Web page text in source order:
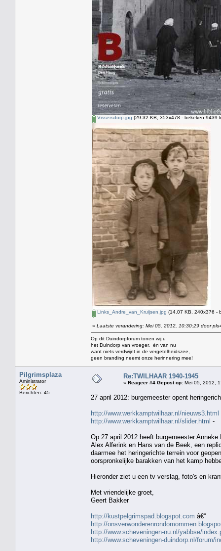
Vissersdorp.jpg (29.32 KB, 353x478 - bekeken 9439
Links_Andre_van_Kruijsen.jpg (14.07 KB, 240x376 -
« Laatste verandering: Mei 05, 2012, 10:30:29 door
Op dit Duindorpforum tonen wij u
het Duindorp van vroeger, én van nu
want niets verdwijnt in de vergetelheidszee,
geen branding neemt onze herinnering mee!
Pilgrimsplaza
Aministrator
Berichten: 45
Re:TWILHAAR 1940-1945
« Reageer #4 Gepost op: Mei 05, 2012,
27 april 2012: burgemeester opent
http://www.werkkamptwilhaar.nl/nieuws3.html
http://www.werkkamptwilhaar.nl/slider.html -
Op 27 april 2012 heeft burgemeester
Alex Alferink en Hans van de Beek, een
daarmee het heringerichte terrein voor
oorspronkelijke barakken van het kamp
Hieronder ziet u een tv verslag, foto's en
Met vriendelijke groet,
Geert Bakker
http://kustpelgrimspad.blogspot.com â€“
http://
http://www.scheveningen-nu.nl/yabbse/
http://www.scheveningen-duindorp.nl/forum/